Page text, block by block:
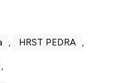
, HRST PEDRA ,
,